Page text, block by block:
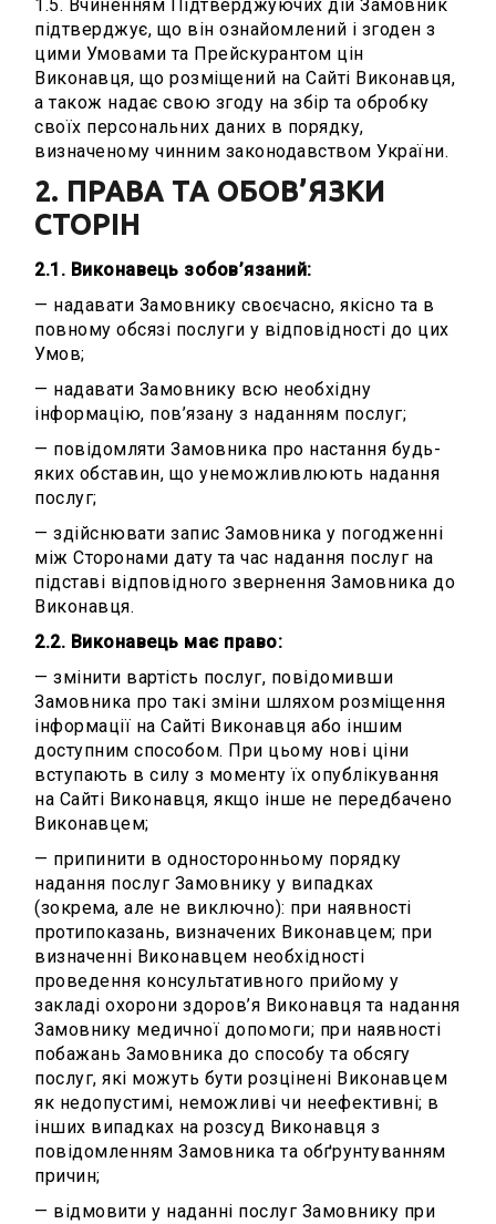
1.5. Вчиненням Підтверджуючих дій Замовник
підтверджує, що він ознайомлений і згоден з
цими Умовами та Прейскурантом цін
Виконавця, що розміщений на Сайті Виконавця,
а також надає свою згоду на збір та обробку
своїх персональних даних в порядку,
визначеному чинним законодавством України.
2. ПРАВА ТА ОБОВ’ЯЗКИ
СТОРІН
2.1. Виконавець зобов’язаний:
— надавати Замовнику своєчасно, якісно та в
повному обсязі послуги у відповідності до цих
Умов;
— надавати Замовнику всю необхідну
інформацію, пов’язану з наданням послуг;
— повідомляти Замовника про настання будь-
яких обставин, що унеможливлюють надання
послуг;
— здійснювати запис Замовника у погодженні
між Сторонами дату та час надання послуг на
підставі відповідного звернення Замовника до
Виконавця.
2.2. Виконавець має право:
— змінити вартість послуг, повідомивши
Замовника про такі зміни шляхом розміщення
інформації на Сайті Виконавця або іншим
доступним способом. При цьому нові ціни
вступають в силу з моменту їх опублікування
на Сайті Виконавця, якщо інше не передбачено
Виконавцем;
— припинити в односторонньому порядку
надання послуг Замовнику у випадках
(зокрема, але не виключно): при наявності
протипоказань, визначених Виконавцем; при
визначенні Виконавцем необхідності
проведення консультативного прийому у
закладі охорони здоров’я Виконавця та надання
Замовнику медичної допомоги; при наявності
побажань Замовника до способу та обсягу
послуг, які можуть бути розцінені Виконавцем
як недопустимі, неможливі чи неефективні; в
інших випадках на розсуд Виконавця з
повідомленням Замовника та обґрунтуванням
причин;
— відмовити у наданні послуг Замовнику при